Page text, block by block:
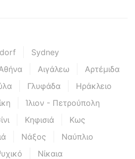
Sydney
Αιγάλεω
Αρτέμιδα
Γλυφάδα
Ηράκλειο
Ίλιον - Πετρούπολη
Κηφισιά
Κως
Νάξος
Ναύπλιο
Νίκαια